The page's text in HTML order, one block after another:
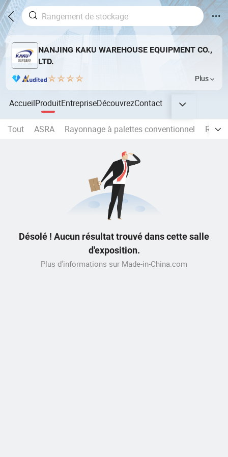
NANJING KAKU WAREHOUSE EQUIPMENT CO.,
LTD.
Plus
AccueilProduitEntrepriseDécouvrezContact
Tout ASRA Rayonnage à palettes conventionnel Rack
Désolé ! Aucun résultat trouvé dans cette salle
d'exposition.
Plus d'informations sur Made-in-China.com